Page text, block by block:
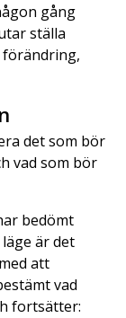
gång
ställa
det som bör
vad som bör
bedömt
är det
att
vad
fortsätter: